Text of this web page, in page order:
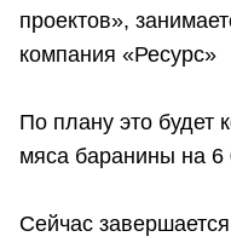
проектов»,
компания «Ресурс»
По плану это будет
мяса баранины на 6
Сейчас